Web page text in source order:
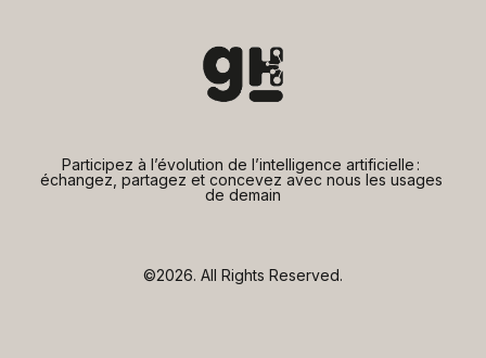
Participez à l’évolution de l’intelligence artificielle :
échangez, partagez et concevez avec nous les usages
de demain
©2026. All Rights Reserved.